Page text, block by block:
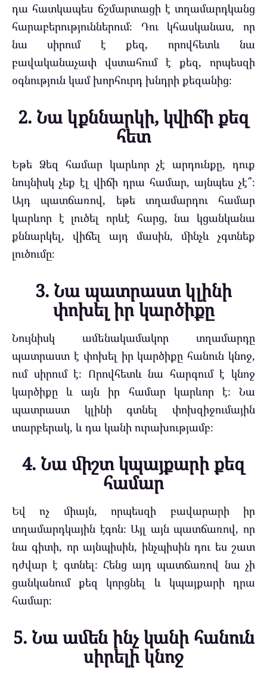
դա հատկապես ճշմարտացի է տղամարդկանց
հարաբերություններում։ Դու կհասկանաս, որ
նա սիրում է քեզ, որովհետև նա
բավականաչափ վստահում է քեզ, որպեսզի
օգնություն կամ խորհուրդ խնդրի քեզանից։
2. Նա կքննարկի, կվիճի քեզ
հետ
Եթե Ձեզ համար կարևոր չէ արդունքը, դուք
նույնիսկ չեք էլ վիճի դրա համար, այնպես չէ՞։
Այդ պատճառով, եթե տղամարդու համար
կարևոր է լուծել որևէ հարց, նա կցանկանա
քննարկել, վիճել այդ մասին, մինչև չգտնեք
լուծումը։
3. Նա պատրաստ կլինի
փոխել իր կարծիքը
Նույնիսկ ամենակամակոր տղամարդը
պատրաստ է փոխել իր կարծիքը հանուն կնոջ,
ում սիրում է։ Որովհետև նա հարգում է կնոջ
կարծիքը և այն իր համար կարևոր է։ Նա
պատրաստ կլինի գտնել փոխզիջումային
տարբերակ, և դա կանի ուրախությամբ։
4. Նա միշտ կպայքարի քեզ
համար
Եվ ոչ միայն, որպեսզի բավարարի իր
տղամարդկային էգոն։ Այլ այն պատճառով, որ
նա գիտի, որ այնպիսին, ինչպիսին դու ես շատ
դժվար է գտնել։ Հենց այդ պատճառով նա չի
ցանկանում քեզ կորցնել և կպայքարի դրա
համար։
5. Նա ամեն ինչ կանի հանուն
սիրելի կնոջ